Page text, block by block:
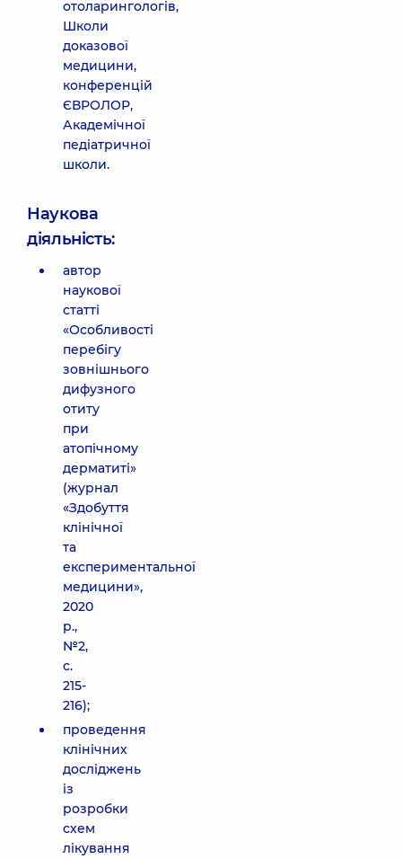
отоларингологів,
Школи
доказової
медицини,
конференцій
ЄВРОЛОР,
Академічної
педіатричної
школи.
Наукова
діяльність:
автор
наукової
статті
«Особливості
перебігу
зовнішнього
дифузного
отиту
при
атопічному
дерматиті»
(журнал
«Здобуття
клінічної
та
експериментальної
медицини»,
2020
р.,
№2,
с.
215-
216);
проведення
клінічних
досліджень
із
розробки
схем
лікування